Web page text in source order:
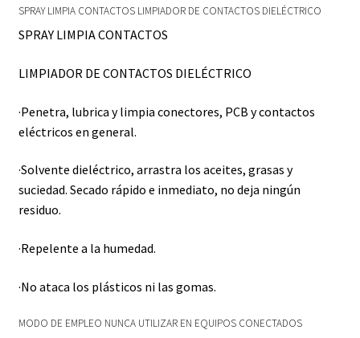
SPRAY LIMPIA CONTACTOS LIMPIADOR DE CONTACTOS DIELÉCTRICO
SPRAY LIMPIA CONTACTOS
LIMPIADOR DE CONTACTOS DIELÉCTRICO
·Penetra, lubrica y limpia conectores, PCB y contactos
eléctricos en general.
·Solvente dieléctrico, arrastra los aceites, grasas y
suciedad. Secado rápido e inmediato, no deja ningún
residuo.
·Repelente a la humedad.
·No ataca los plásticos ni las gomas.
MODO DE EMPLEO NUNCA UTILIZAR EN EQUIPOS CONECTADOS